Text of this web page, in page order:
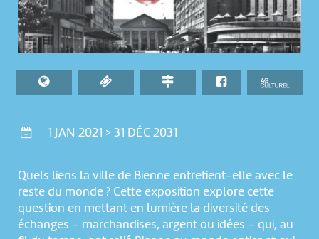
1 JAN 2021 > 31 DÉC 2031
Quels liens la ville de Bienne entretient-elle avec le
reste du monde ? Cette exposition explore cette
question en mettant en lumière la diversité des
échanges – marchandises, argent ou idées – qui, au